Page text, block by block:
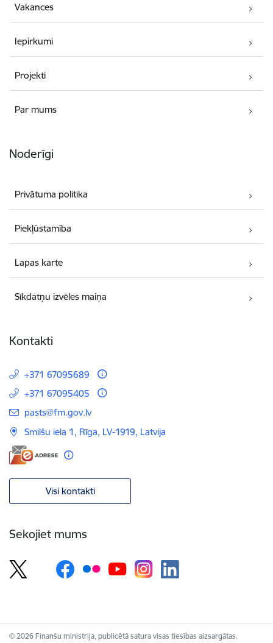
Vakances
Iepirkumi
Projekti
Par mums
Noderīgi
Privātuma politika
Piekļūstamība
Lapas karte
Sīkdatņu izvēles maiņa
Kontakti
+371 67095689
+371 67095405
E-pasts:
pasts@fm.gov.lv
Smilšu iela 1, Rīga, LV-1919, Latvija
Visi kontakti
Sekojiet mums
© 2026 Finanšu ministrija, publicētā satura visas tiesības aizsargātas.